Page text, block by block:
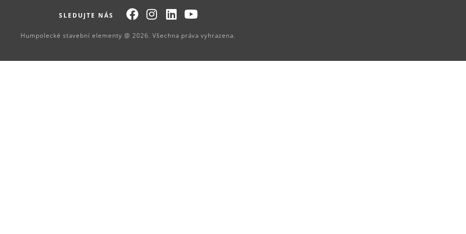
SLEDUJTE NÁS
Humpolecké stavební elementy @ 2026. Všechna práva vyhrazena.